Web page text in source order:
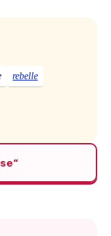
rebelle